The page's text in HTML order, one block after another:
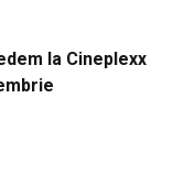
la Cineplexx